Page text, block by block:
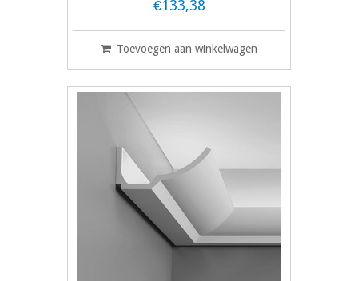
€133,38
Toevoegen aan winkelwagen